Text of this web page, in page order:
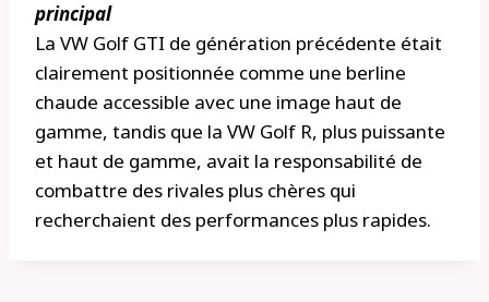
principal
La VW Golf GTI de génération précédente était
clairement positionnée comme une berline
chaude accessible avec une image haut de
gamme, tandis que la VW Golf R, plus puissante
et haut de gamme, avait la responsabilité de
combattre des rivales plus chères qui
recherchaient des performances plus rapides.